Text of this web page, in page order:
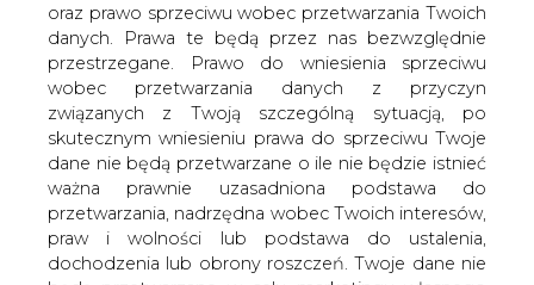
oraz prawo sprzeciwu wobec przetwarzania Twoich
danych. Prawa te będą przez nas bezwzględnie
przestrzegane. Prawo do wniesienia sprzeciwu
wobec przetwarzania danych z przyczyn
związanych z Twoją szczególną sytuacją, po
skutecznym wniesieniu prawa do sprzeciwu Twoje
dane nie będą przetwarzane o ile nie będzie istnieć
ważna prawnie uzasadniona podstawa do
przetwarzania, nadrzędna wobec Twoich interesów,
praw i wolności lub podstawa do ustalenia,
dochodzenia lub obrony roszczeń. Twoje dane nie
PKP Intercity za ponad 550 mln zł
kupuje 16 lokomotyw hybrydowych